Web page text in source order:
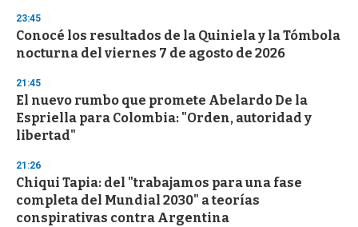
23:45
Conocé los resultados de la Quiniela y la Tómbola
nocturna del viernes 7 de agosto de 2026
21:45
El nuevo rumbo que promete Abelardo De la
Espriella para Colombia: "Orden, autoridad y
libertad"
21:26
Chiqui Tapia: del "trabajamos para una fase
completa del Mundial 2030" a teorías
conspirativas contra Argentina